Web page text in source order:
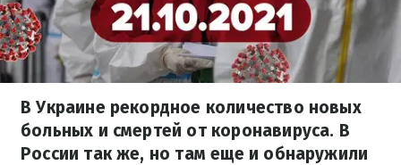
В Украине рекордное количество новых
больных и смертей от коронавируса. В
России так же, но там еще и обнаружили